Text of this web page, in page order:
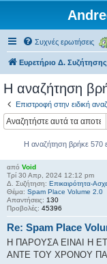
Συχνές ερωτήσεις
Ευρετήριο Δ. Συζήτησης
Η αναζήτηση
Επιστροφή στην ειδική
Η αναζήτηση βρήκε 570
από Void
Τρί 30 Απρ, 2024 12:12 pm
Δ. Συζήτηση: Επικαιρότητα-
Θέμα: Spam Place Volume 2.0
Απαντήσεις: 130
Προβολές: 45396
Re: Spam Place
Η ΠΑΡΟΥΣΑ ΕΙΝΑΙ Η
ΑΝΤΕ ΤΟΥ ΧΡΟΝΟΥ